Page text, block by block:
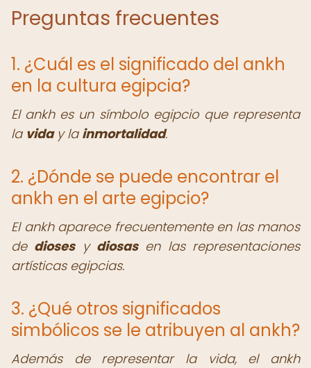
Preguntas frecuentes
1. ¿Cuál es el significado del ankh
en la cultura egipcia?
El ankh es un símbolo egipcio que representa
la viday la inmortalidad.
2. ¿Dónde se puede encontrar el
ankh en el arte egipcio?
El ankh aparece frecuentemente en las manos
de diosesy diosasen las representaciones
artísticas egipcias.
3. ¿Qué otros significados
simbólicos se le atribuyen al ankh?
Además de representar la vida, el ankh